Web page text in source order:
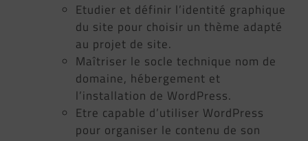
Etudier et définir l’identité graphique
du site pour choisir un thème adapté
au projet de site.
Maîtriser le socle technique nom de
domaine, hébergement et
l’installation de WordPress.
Etre capable d’utiliser WordPress
pour organiser le contenu de son